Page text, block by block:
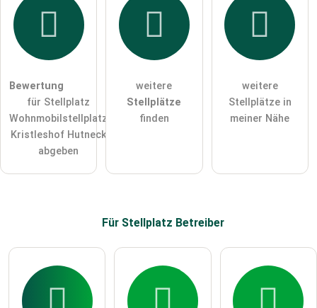
Hiermit akzeptiere ich die .
Die Datenschutzerklärunghabe ich zur Kenntnis genommen.
öffentliche Frage stellen
Bitte beachten Sie, öffentliche Fragen sind
Besucher sichtbar
Klicken Sie hier um eine
Stellplatz-Eintrag zu stellen
Bewertung
für Stellplatz
Wohnmobilstellplatz
Kristleshof Hutneck
abgeben
weitere
Stellplätze
finden
weitere
Stellplätze in
meiner Nähe
Für Stellplatz Betreiber